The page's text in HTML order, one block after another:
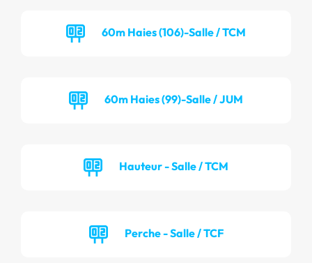
60m Haies (106)-Salle / TCM
60m Haies (99)-Salle / JUM
Hauteur - Salle / TCM
Perche - Salle / TCF